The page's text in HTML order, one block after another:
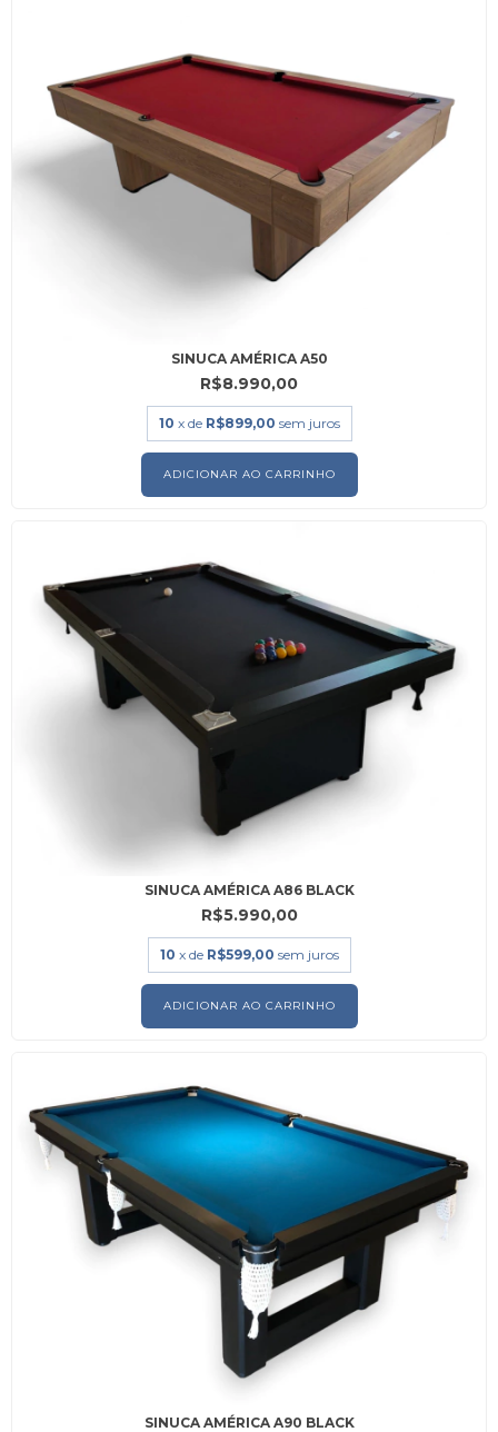
SINUCA AMÉRICA A50
R$8.990,00
10 x de R$899,00 sem juros
ADICIONAR AO CARRINHO
SINUCA AMÉRICA A86 BLACK
R$5.990,00
10 x de R$599,00 sem juros
ADICIONAR AO CARRINHO
SINUCA AMÉRICA A90 BLACK